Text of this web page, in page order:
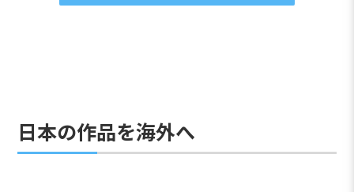
日本の作品を海外へ